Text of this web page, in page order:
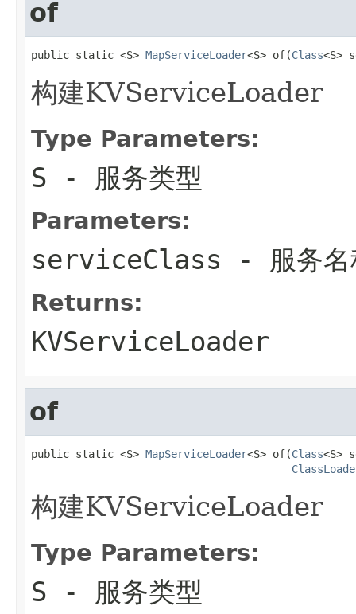
of
public static <S> MapServiceLoader<S> of(Class<S>
构建KVServiceLoader
Type Parameters:
S - 服务类型
Parameters:
serviceClass - 服务名
Returns:
KVServiceLoader
of
public static <S> MapServiceLoader<S> of(Class<S>
构建KVServiceLoader
Type Parameters:
S - 服务类型